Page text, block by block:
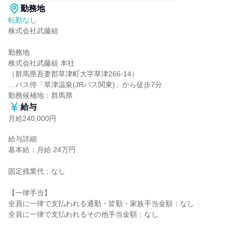
勤務地
転勤なし
株式会社武藤組
勤務地
株式会社武藤組 本社
（群馬県吾妻郡草津町大字草津266-14）
…バス停「草津温泉(JRバス関東)」から徒歩7分
勤務候補地：群馬県
給与
月給240,000円
給与詳細
基本給：月給 24万円
固定残業代：なし
【一律手当】
全員に一律で支払われる通勤・皆勤・家族手当金額：なし
全員に一律で支払われるその他手当金額：なし